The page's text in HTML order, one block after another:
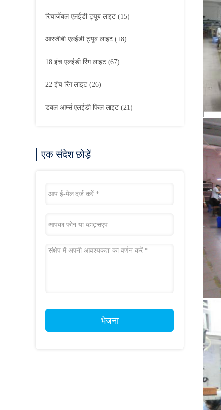
रिचार्जेबल एलईडी ट्यूब लाइट (15)
आरजीबी एलईडी ट्यूब लाइट (18)
18 इंच एलईडी रिंग लाइट (67)
22 इंच रिंग लाइट (26)
डबल आर्म्स एलईडी फिल लाइट (21)
एक संदेश छोड़ें
भेजना